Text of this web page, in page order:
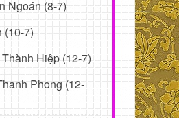
Ngoán (8-7)
(10-7)
Hiệp (12-7)
Phong (12-